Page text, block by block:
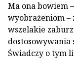
Ma ona bowiem
wyobrażeniom –
wszelakie
Świadczy o tym